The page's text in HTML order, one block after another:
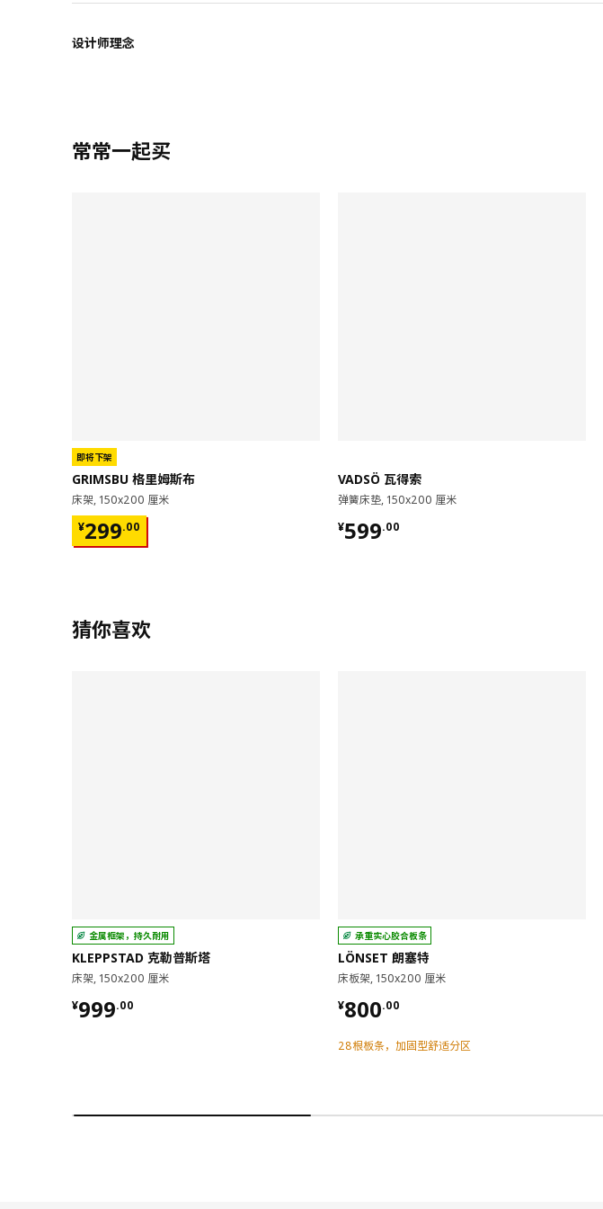
设计师理念
常常一起买
即将下架
GRIMSBU 格里姆斯布
床架, 150x200 厘米
¥299.00
¥ 299.00
VADSÖ 瓦得索
弹簧床垫, 150x200 厘米
¥599.00
¥ 599.00
猜你喜欢
金属框架，持久耐用
KLEPPSTAD 克勒普斯塔
床架, 150x200 厘米
¥999.00
¥ 999.00
承重实心胶合板条
LÖNSET 朗塞特
床板架, 150x200 厘米
¥800.00
¥ 800.00
28根板条，加固型舒适分区